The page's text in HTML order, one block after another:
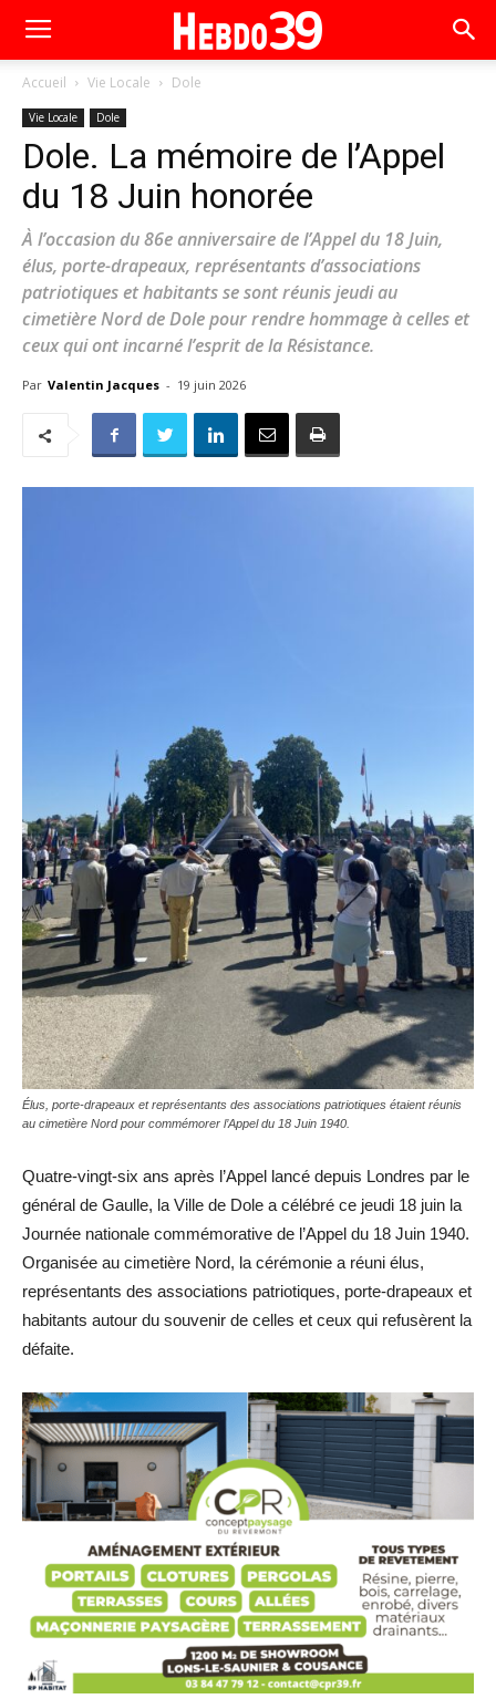
Accueil Vie Locale Dole
Vie Locale Dole
Dole. La mémoire de l’Appel
du 18 Juin honorée
À l’occasion du 86e anniversaire de l’Appel du 18 Juin,
élus, porte-drapeaux, représentants d’associations
patriotiques et habitants se sont réunis jeudi au
cimetière Nord de Dole pour rendre hommage à celles et
ceux qui ont incarné l’esprit de la Résistance.
Par Valentin Jacques - 19 juin 2026
Élus, porte-drapeaux et représentants des associations patriotiques étaient réunis
au cimetière Nord pour commémorer l’Appel du 18 Juin 1940.
Quatre-vingt-six ans après l’Appel lancé depuis Londres par le
général de Gaulle, la Ville de Dole a célébré ce jeudi 18 juin la
Journée nationale commémorative de l’Appel du 18 Juin 1940.
Organisée au cimetière Nord, la cérémonie a réuni élus,
représentants des associations patriotiques, porte-drapeaux et
habitants autour du souvenir de celles et ceux qui refusèrent la
défaite.